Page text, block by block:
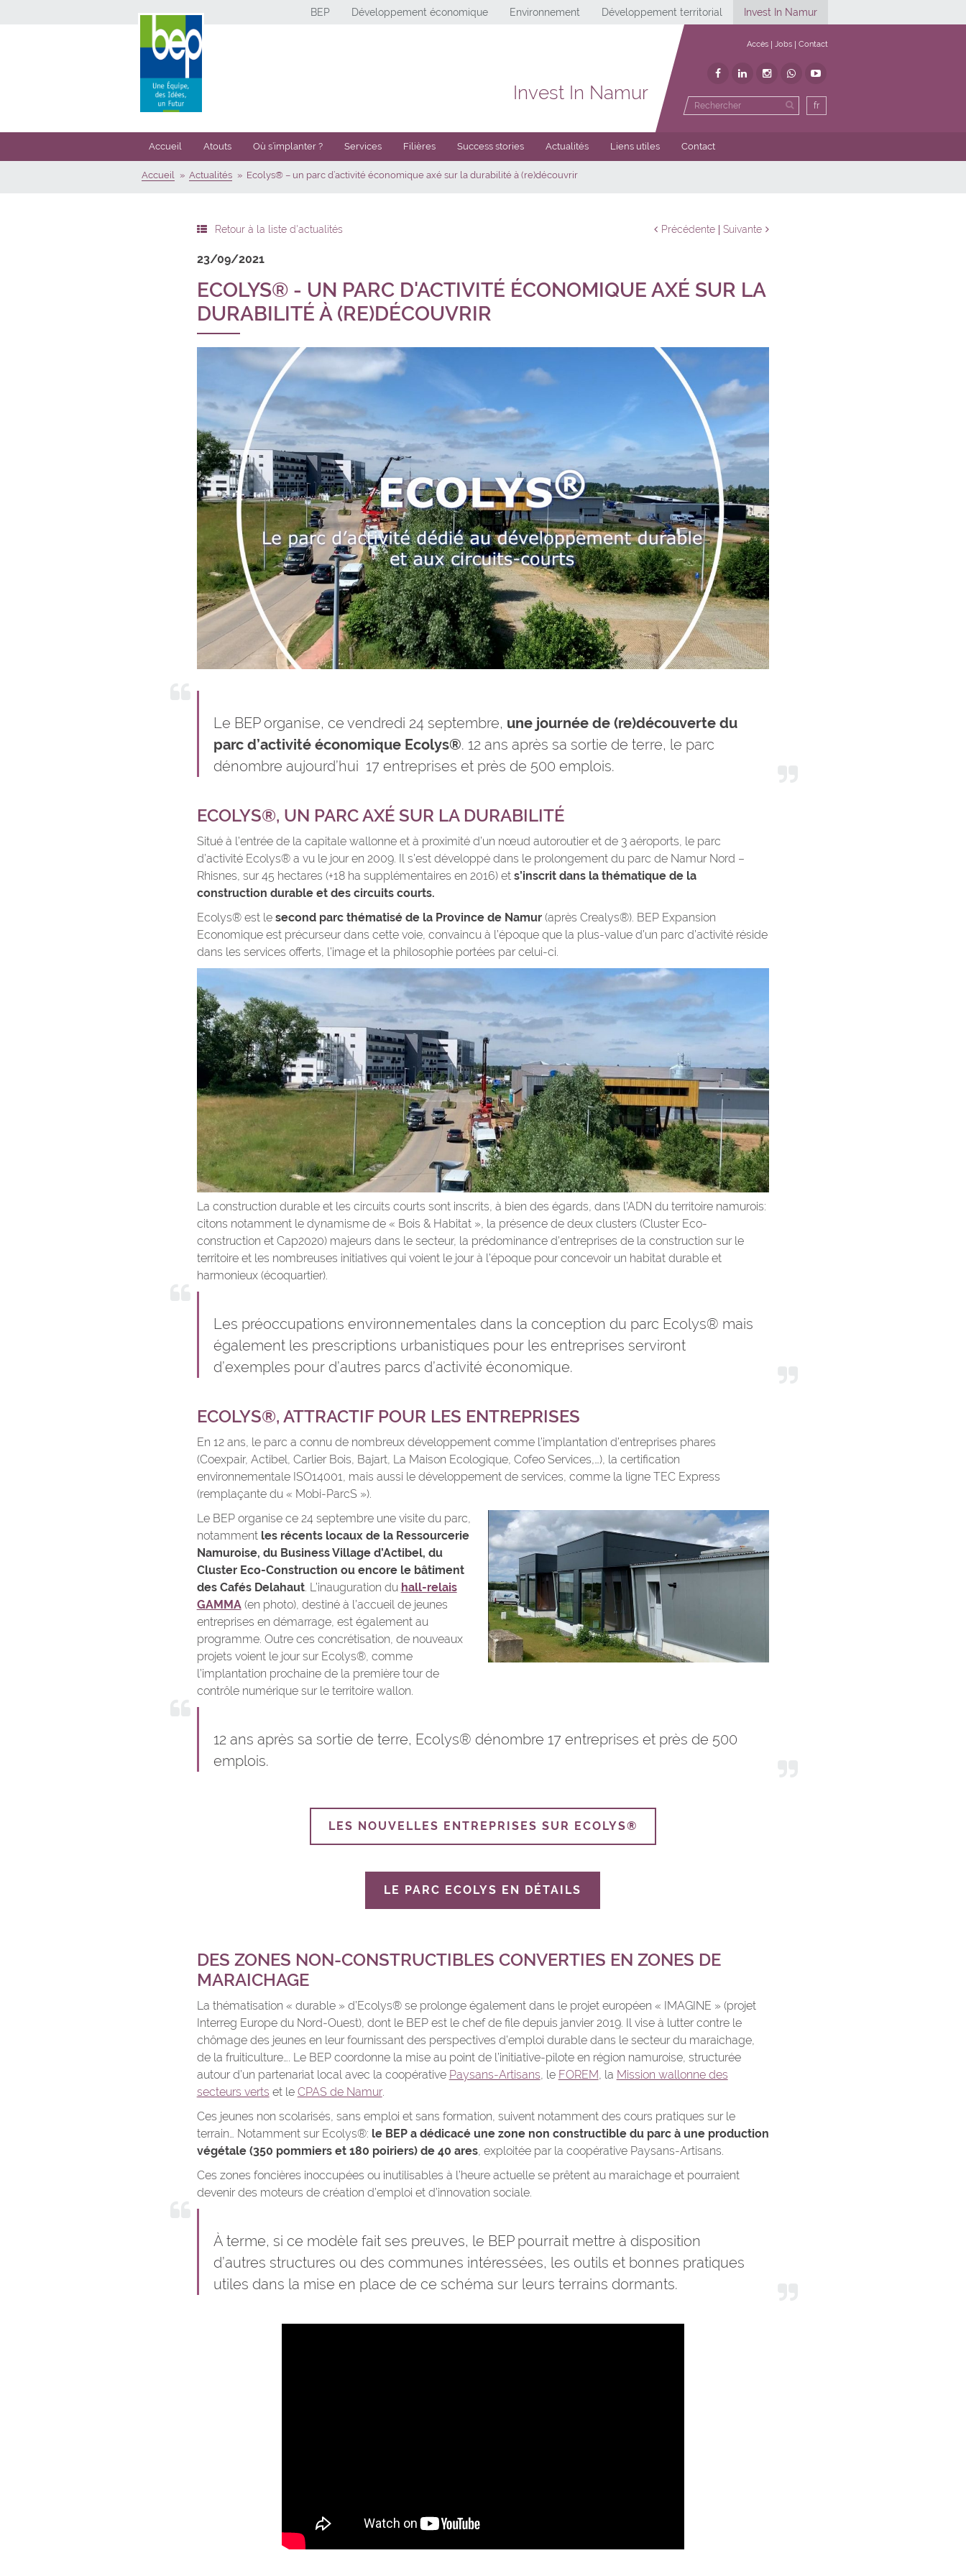
BEP Développement économique Environnement Développement territorial Invest In Namur
Invest In Namur
Accès Jobs Contact
fr
Accueil Atouts Où s’implanter ? Services Filières Success stories Actualités Liens utiles Contact
Accueil Actualités Ecolys® – un parc d’activité économique axé sur la durabilité à (re)découvrir
Retour à la liste d'actualités Suivante
Précédente
23/09/2021
ECOLYS® - UN PARC D'ACTIVITÉ ÉCONOMIQUE AXÉ SUR LA
DURABILITÉ À (RE)DÉCOUVRIR
Le BEP organise, ce vendredi 24 septembre, une journée de (re)découverte du
parc d’activité économique Ecolys®. 12 ans après sa sortie de terre, le parc
dénombre aujourd’hui 17 entreprises et près de 500 emplois.
ECOLYS®, UN PARC AXÉ SUR LA DURABILITÉ
Situé à l’entrée de la capitale wallonne et à proximité d’un nœud autoroutier et de 3 aéroports, le parc
d’activité Ecolys® a vu le jour en 2009. Il s’est développé dans le prolongement du parc de Namur Nord –
Rhisnes, sur 45 hectares (+18 ha supplémentaires en 2016) et s’inscrit dans la thématique de la
construction durable et des circuits courts.
Ecolys® est le second parc thématisé de la Province de Namur(après Crealys®). BEP Expansion
Economique est précurseur dans cette voie, convaincu à l’époque que la plus-value d’un parc d’activité réside
dans les services offerts, l’image et la philosophie portées par celui-ci.
La construction durable et les circuits courts sont inscrits, à bien des égards, dans l’ADN du territoire namurois:
citons notamment le dynamisme de « Bois & Habitat », la présence de deux clusters (Cluster Eco-
construction et Cap2020) majeurs dans le secteur, la prédominance d’entreprises de la construction sur le
territoire et les nombreuses initiatives qui voient le jour à l’époque pour concevoir un habitat durable et
harmonieux (écoquartier).
Les préoccupations environnementales dans la conception du parc Ecolys® mais
également les prescriptions urbanistiques pour les entreprises serviront
d’exemples pour d’autres parcs d’activité économique.
ECOLYS®, ATTRACTIF POUR LES ENTREPRISES
En 12 ans, le parc a connu de nombreux développement comme l’implantation d’entreprises phares
(Coexpair, Actibel, Carlier Bois, Bajart, La Maison Ecologique, Cofeo Services,…), la certification
environnementale ISO14001, mais aussi le développement de services, comme la ligne TEC Express
(remplaçante du « Mobi-ParcS »).
Le BEP organise ce 24 septembre une visite du parc,
notammentles récents locaux de la Ressourcerie
Namuroise, du Business Village d’Actibel, du
Cluster Eco-Construction ou encore le bâtiment
des Cafés Delahaut. L’inauguration du hall-relais
GAMMA(en photo), destiné à l’accueil de jeunes
entreprises en démarrage, est également au
programme. Outre ces concrétisation, de nouveaux
projets voient le jour sur Ecolys®, comme
l’implantation prochaine de la première tour de
contrôle numérique sur le territoire wallon.
12 ans après sa sortie de terre, Ecolys® dénombre 17 entreprises et près de 500
emplois.
LES NOUVELLES ENTREPRISES SUR ECOLYS®
LE PARC ECOLYS EN DÉTAILS
DES ZONES NON-CONSTRUCTIBLES CONVERTIES EN ZONES DE
MARAICHAGE
La thématisation « durable » d’Ecolys® se prolonge également dans le projet européen « IMAGINE » (projet
Interreg Europe du Nord-Ouest), dont le BEP est le chef de file depuis janvier 2019. Il vise à lutter contre le
chômage des jeunes en leur fournissant des perspectives d’emploi durable dans le secteur du maraichage,
de la fruiticulture…. Le BEP coordonne la mise au point de l’initiative-pilote en région namuroise, structurée
autour d’un partenariat local avec la coopérative Paysans-Artisans, le FOREM, la Mission wallonne des
secteurs verts et le CPAS de Namur.
Ces jeunes non scolarisés, sans emploi et sans formation, suivent notamment des cours pratiques sur le
terrain… Notamment sur Ecolys®: le BEP a dédicacé une zone non constructible du parc à une production
végétale (350 pommiers et 180 poiriers) de 40 ares, exploitée par la coopérative Paysans-Artisans.
Ces zones foncières inoccupées ou inutilisables à l’heure actuelle se prêtent au maraichage et pourraient
devenir des moteurs de création d’emploi et d’innovation sociale.
À terme, si ce modèle fait ses preuves, le BEP pourrait mettre à disposition
d’autres structures ou des communes intéressées, les outils et bonnes pratiques
utiles dans la mise en place de ce schéma sur leurs terrains dormants.